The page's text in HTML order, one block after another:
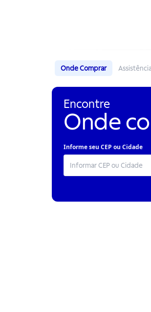
Onde Comprar
Encontre
Onde
Informe seu CEP ou Cidade